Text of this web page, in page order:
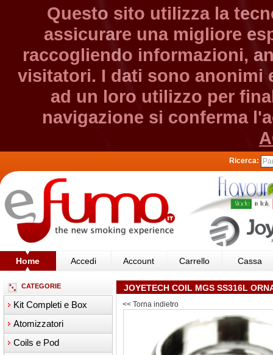
Questo sito utilizza la
assicurare una migliore
raccogliendo informazioni,
visitatori. I dati sono anonimi
ad un loro utilizzo per
navigazione si conferma
Ricerca:
Home Accedi Account Carrello Cassa
CATEGORIE
Kit Completi e Box
Atomizzatori
Coils e Pod
JOYETECH COIL MGS SS316L
<< Torna indietro